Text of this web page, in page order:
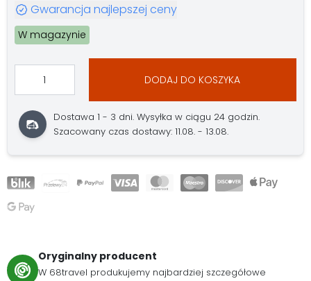
Gwarancja najlepszej ceny
W magazynie
DODAJ DO KOSZYKA
Dostawa 1 - 3 dni. Wysyłka w ciągu 24 godzin.
Szacowany czas dostawy: 11.08. - 13.08.
Oryginalny producent
W 68travel produkujemy najbardziej szczegółowe